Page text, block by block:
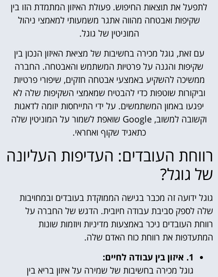
לתפעל את תוצאות החיפוש. פעולת האיזון המתמדת הזו בין
שקיפות ואבטחה מהווה אתגר משמעותי למאמצי ניהול
המוניטין של גוגל.
עם זאת, גוגל מכירה בחשיבות של מציאת האיזון הנכון בין
שקיפות והגנה על פרטיות המשתמש והאבטחה. החברה
ממשיכה להשקיע באמצעי אבטחה חזקים, שיפורי פרטיות
וביקורות שוטפות כדי להבטיח שמאמצי השקיפות שלה לא
יפגעו באמון המשתמשים. על ידי התייחסות יזומה לדאגות
וקשובה למשוב, Google שואפת לשמור על המוניטין שלה
כתאגיד שקוף ואחראי.
רווחת העובדים: העדיפות העליונה
של גוגל?
גוגל ידועה זה מכבר בגישה הממוקדת בעובדים ובמחויבות
שלה לספק סביבת עבודה חיובית. הדגש של החברה על
רווחת העובדים ניכר באמצעות מדיניות ויוזמות שונות
המתעדפות את רווחת כוח האדם שלה.
1. איזון בין עבודה לחיים:
גוגל מכירה בחשיבות של שמירה על איזון בריא בין